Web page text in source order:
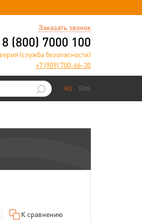
Заказать звонок
8 (800) 7000 100
(служба безопасности)
+7 (909) 700-66-30
RU ENG
К сравнению